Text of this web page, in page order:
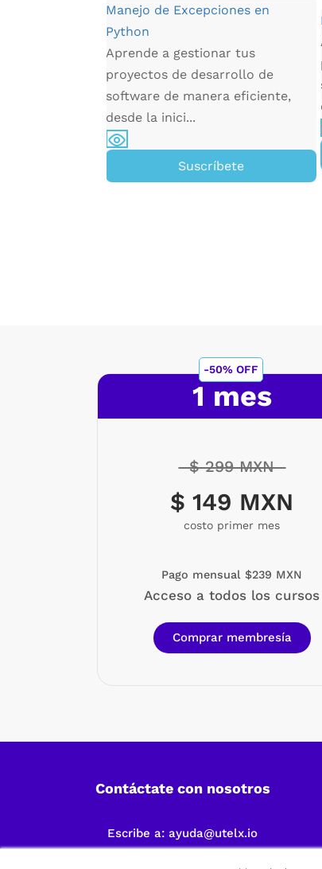
Manejo de Excepciones en
Python
Aprende a gestionar tus
proyectos de desarrollo de
software de manera eficiente,
desde la inici...
Suscríbete
1 mes
$ 299 MXN
$ 149 MXN
costo primer mes
Pago mensual $239 MXN
Acceso a todos los cursos
Comprar membresía
-50% OFF
Contáctate con nosotros
Escribe a:ayuda@utelx.io